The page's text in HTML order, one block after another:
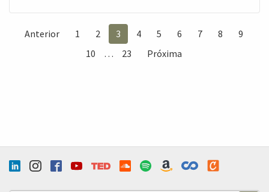
Anterior 1 2 3 4 5 6 7 8
9
10
… 23 Próxima